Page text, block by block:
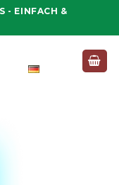
- EINFACH &